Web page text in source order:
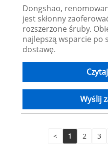
Dongshao,
jest skłonny
rozszerzone śruby.
najlepszą wsparcie po
dostawę.
Wyślij
< 1 2 3